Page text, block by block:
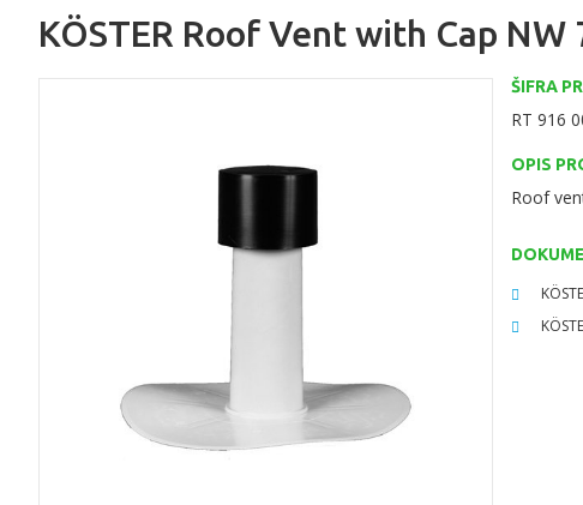
KÖSTER Roof Vent with Cap NW
ŠIFRA
RT 916
OPIS
Roof